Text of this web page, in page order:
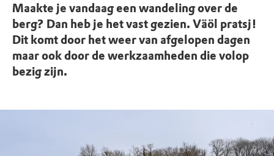
Maakte je vandaag een wandeling over de
berg? Dan heb je het vast gezien. Väöl pratsj!
Dit komt door het weer van afgelopen dagen
maar ook door de werkzaamheden die volop
bezig zijn.